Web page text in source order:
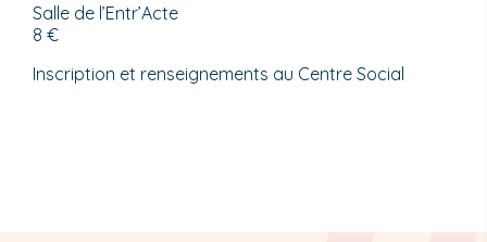
Salle de l’Entr’Acte
8 €
Inscription et renseignements au Centre Social